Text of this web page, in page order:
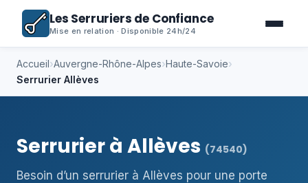
Les Serruriers de Confiance
Mise en relation · Disponible 24h/24
Accueil›Auvergne-Rhône-Alpes›Haute-Savoie›
Serrurier Allèves
Serrurier à Allèves (74540)
Besoin d’un serrurier à Allèves pour une porte